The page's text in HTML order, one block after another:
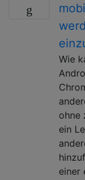
Wie
ohne
ein
einer